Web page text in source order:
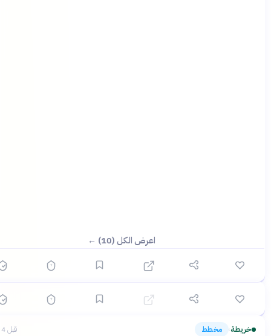
اعرض الكل (10) ← ؟ طابق الأزواج
الكبرى في العالم وأهميتها الجغرافية والاقتصادية
🟢 سهل
› مخطط